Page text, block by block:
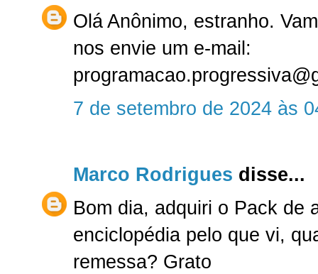
Olá Anônimo, estranho.
nos envie um e-mail:
7 de setembro de 2024 às
Marco Rodrigues disse...
Bom dia, adquiri o Pack de
enciclopédia pelo que vi,
remessa? Grato